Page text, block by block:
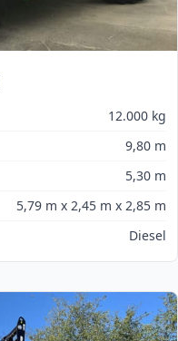
12.000 kg
9,80 m
5,30 m
5,79 m x 2,45 m x 2,85 m
Diesel